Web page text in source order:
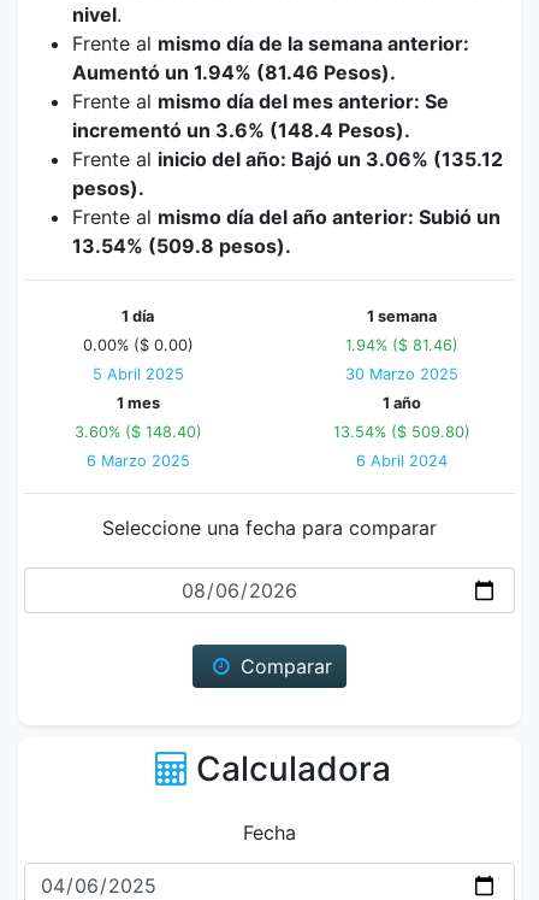
nivel.
Frente al mismo día de la semana anterior:
Aumentó un 1.94% (81.46 Pesos).
Frente al mismo día del mes anterior: Se
incrementó un 3.6% (148.4 Pesos).
Frente al inicio del año: Bajó un 3.06% (135.12
pesos).
Frente al mismo día del año anterior: Subió un
13.54% (509.8 pesos).
1 día
0.00% ($ 0.00)
5 Abril 2025
1 semana
1.94% ($ 81.46)
30 Marzo 2025
1 mes
3.60% ($ 148.40)
6 Marzo 2025
1 año
13.54% ($ 509.80)
6 Abril 2024
Seleccione una fecha para comparar
Fecha
Comparar
Calculadora
Fecha